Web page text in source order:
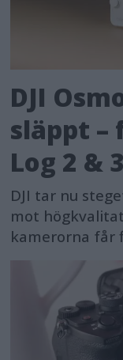
DJI
släppt –
Log 2 &
DJI tar nu
mot
kamerorna får